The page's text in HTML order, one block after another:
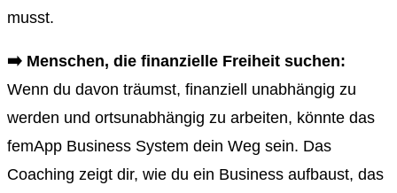
musst.
➡️ Menschen, die finanzielle Freiheit suchen:
Wenn du davon träumst, finanziell unabhängig zu
werden und ortsunabhängig zu arbeiten, könnte das
femApp Business System dein Weg sein. Das
Coaching zeigt dir, wie du ein Business aufbaust, das